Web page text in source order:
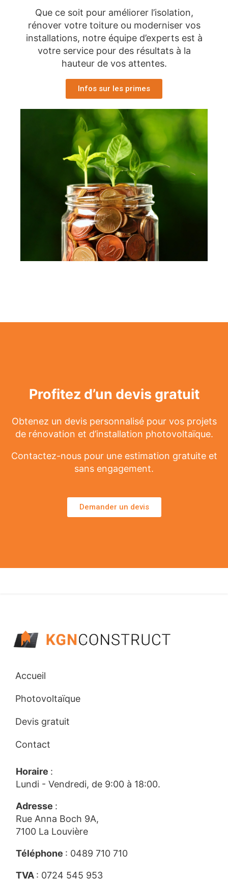
Que ce soit pour améliorer l’isolation,
rénover votre toiture ou moderniser vos
installations, notre équipe d’experts est à
votre service pour des résultats à la
hauteur de vos attentes.
Infos sur les primes
Profitez d’un devis gratuit
Obtenez un devis personnalisé pour vos projets
de rénovation et d’installation photovoltaïque.
Contactez-nous pour une estimation gratuite et
sans engagement.
Demander un devis
Accueil
Photovoltaïque
Devis gratuit
Contact
Horaire :
Lundi - Vendredi, de 9:00 à 18:00.
Adresse :
Rue Anna Boch 9A,
7100 La Louvière
Téléphone : 0489 710 710
TVA : 0724 545 953